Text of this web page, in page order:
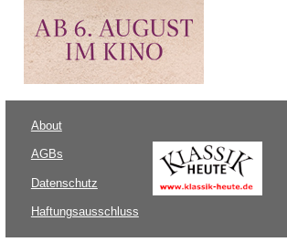
About
AGBs
Datenschutz
Haftungsausschluss